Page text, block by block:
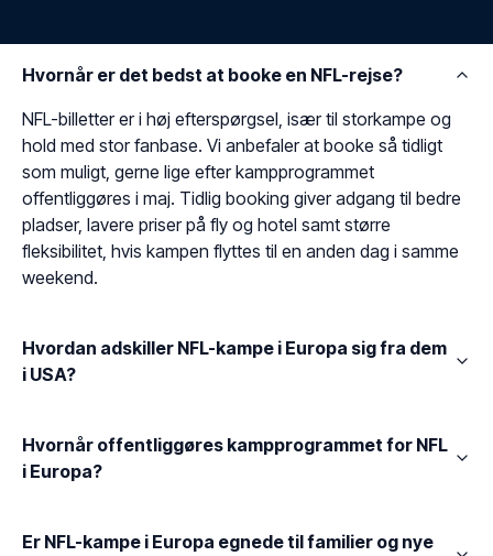
Hvornår er det bedst at booke en NFL-rejse?
NFL-billetter er i høj efterspørgsel, især til storkampe og
hold med stor fanbase. Vi anbefaler at booke så tidligt
som muligt, gerne lige efter kampprogrammet
offentliggøres i maj. Tidlig booking giver adgang til bedre
pladser, lavere priser på fly og hotel samt større
fleksibilitet, hvis kampen flyttes til en anden dag i samme
weekend.
Hvordan adskiller NFL-kampe i Europa sig fra dem
i USA?
Hvornår offentliggøres kampprogrammet for NFL
i Europa?
Er NFL-kampe i Europa egnede til familier og nye